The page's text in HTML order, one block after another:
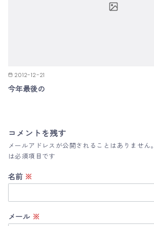
2012-12-21
今年最後の
コメントを残す
メールアドレスが公開されることはありません。
は必須項目です
名前 ※
メール ※